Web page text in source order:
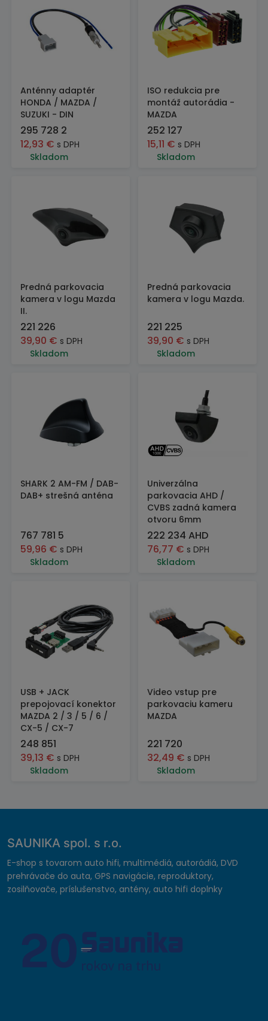
Anténny adaptér
HONDA / MAZDA /
SUZUKI - DIN
295 728 2
12,93 € s DPH
Skladom
ISO redukcia pre
montáž autorádia -
MAZDA
252 127
15,11 € s DPH
Skladom
Predná parkovacia
kamera v logu Mazda
II.
221 226
39,90 € s DPH
Skladom
Predná parkovacia
kamera v logu Mazda.
221 225
39,90 € s DPH
Skladom
SHARK 2 AM-FM / DAB-
DAB+ strešná anténa
767 781 5
59,96 € s DPH
Skladom
Univerzálna
parkovacia AHD /
CVBS zadná kamera
otvoru 6mm
222 234 AHD
76,77 € s DPH
Skladom
USB + JACK
prepojovací konektor
MAZDA 2 / 3 / 5 / 6 /
CX-5 / CX-7
248 851
39,13 € s DPH
Skladom
Video vstup pre
parkovaciu kameru
MAZDA
221 720
32,49 € s DPH
Skladom
SAUNIKA spol. s r.o.
E-shop s tovarom auto hifi, multimédiá, autorádiá, DVD
prehrávače do auta, GPS navigácie, reproduktory,
zosilňovače, príslušenstvo, antény, auto hifi doplnky